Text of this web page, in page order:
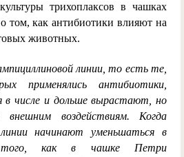
трихоплаксов в чашках
том, как антибиотики влияют на
животных.
линии, то есть те,
применялись антибиотики,
в числе и дольше вырастают, но
воздействиям. Когда
начинают уменьшаться в
того, как в чашке Петри